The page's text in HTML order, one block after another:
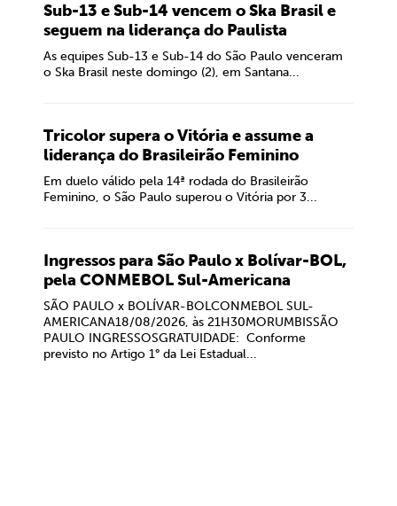
Sub-13 e Sub-14 vencem o Ska Brasil e
seguem na liderança do Paulista
As equipes Sub-13 e Sub-14 do São Paulo venceram
o Ska Brasil neste domingo (2), em Santana...
Tricolor supera o Vitória e assume a
liderança do Brasileirão Feminino
Em duelo válido pela 14ª rodada do Brasileirão
Feminino, o São Paulo superou o Vitória por 3...
Ingressos para São Paulo x Bolívar-BOL,
pela CONMEBOL Sul-Americana
SÃO PAULO x BOLÍVAR-BOLCONMEBOL SUL-
AMERICANA18/08/2026, às 21H30MORUMBISSÃO
PAULO INGRESSOSGRATUIDADE: Conforme
previsto no Artigo 1° da Lei Estadual...